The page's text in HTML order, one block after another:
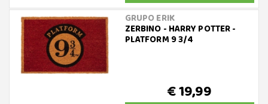
GRUPO ERIK
ZERBINO - HARRY POTTER -
PLATFORM 9 3/4
€ 19,99